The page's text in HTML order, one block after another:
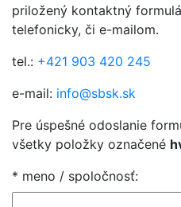
priložený kontaktný
telefonicky, či e-mailom.
tel.: +421 903 420 245
e-mail: info@sbsk.sk
Pre úspešné odoslanie
všetky položky označené
* meno / spoločnosť: